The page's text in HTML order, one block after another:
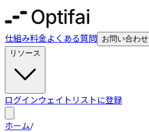
仕組み料金よくある質問 お問い合わせ
リソース
ログインウェイトリストに登録
ホーム/